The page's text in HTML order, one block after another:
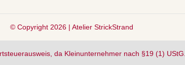
© Copyright 2026 | Atelier StrickStrand
da Kleinunternehmer nach §19 (1) UStG.